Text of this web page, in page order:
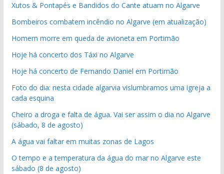
Xutos & Pontapés e Bandidos do Cante atuam no Algarve
Bombeiros combatem incêndio no Algarve (em atualização)
Homem morre em queda de avioneta em Portimão
Hoje há concerto dos Táxi no Algarve
Hoje há concerto de Fernando Daniel em Portimão
Foto do dia: nesta cidade algarvia vislumbramos uma igreja a
cada esquina
Cheiro a droga e falta de água. Vai ser assim o dia no Algarve
(sábado, 8 de agosto)
A água vai faltar em muitas zonas de Lagos
O tempo e a temperatura da água do mar no Algarve este
sábado (8 de agosto)